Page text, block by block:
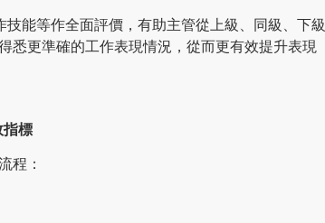
能等作全面評價，有助主管從上級、同級、下級
悉更準確的工作表現情況，從而更有效提升表現
指標
程：